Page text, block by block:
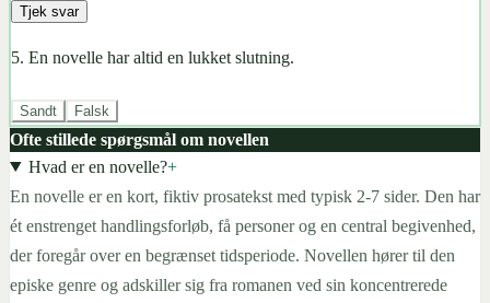
Tjek svar
5. En novelle har altid en lukket slutning.
Sandt Falsk
Ofte stillede spørgsmål om novellen
Hvad er en novelle?+
En novelle er en kort, fiktiv prosatekst med typisk 2-7 sider. Den har
ét enstrenget handlingsforløb, få personer og en central begivenhed,
der foregår over en begrænset tidsperiode. Novellen hører til den
episke genre og adskiller sig fra romanen ved sin koncentrerede